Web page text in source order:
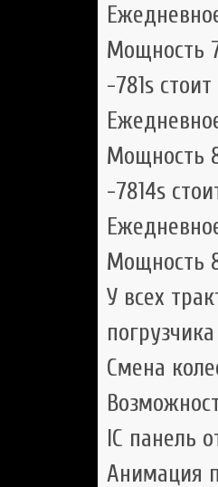
Мощность
-781s
Мощность
-7814s
Мощность
У всех
погрузчика
Смена
IC панель
Анимация